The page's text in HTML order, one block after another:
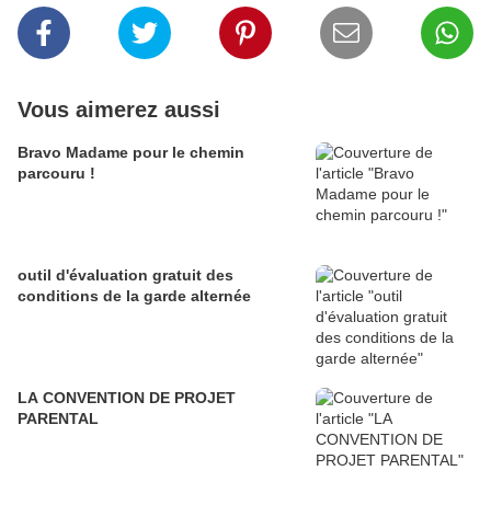
Vous aimerez aussi
Bravo Madame pour le chemin
parcouru !
outil d'évaluation gratuit des
conditions de la garde alternée
LA CONVENTION DE PROJET
PARENTAL